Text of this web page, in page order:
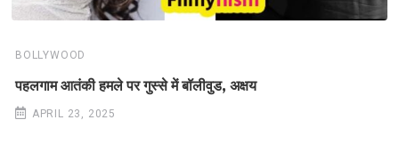
BOLLYWOOD
पहलगाम आतंकी हमले पर गुस्से में बॉलीवुड, अक्षय
APRIL 23, 2025